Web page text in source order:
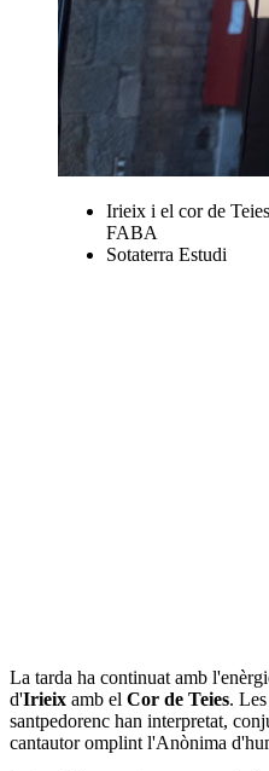
Irieix i el cor de
FABA
Sotaterra Estudi
La tarda ha continuat amb
d'Irieix amb el Cor de Teies.
santpedorenc han interpretat,
cantautor omplint l'Anònima